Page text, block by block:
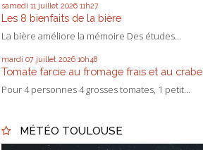
samedi 11 juillet 2026 11h27
Les 8 bienfaits de la bière
La bière améliore la mémoire Des études...
mardi 07 juillet 2026 10h48
Tomate farcie au fromage frais et au crabe
Pour 4 personnes 4 grosses tomates, 1 petit...
MÉTÉO TOULOUSE